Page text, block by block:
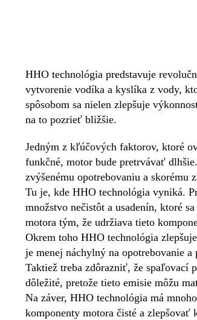
HHO technológia predstavuje
vytvorenie vodíka a kyslíka z vody,
spôsobom sa nielen zlepšuje
na to pozrieť bližšie.
Jedným z kľúčových faktorov, ktoré
funkčné, motor bude pretrvávať
zvýšenému opotrebovaniu a skorému
Tu je, kde HHO technológia vyniká.
množstvo nečistôt a usadenín, ktoré
motora tým, že udržiava tieto
Okrem toho HHO technológia
je menej náchylný na opotrebovanie
Taktiež treba zdôrazniť, že spaľovací
dôležité, pretože tieto emisie môžu
Na záver, HHO technológia má
komponenty motora čisté a